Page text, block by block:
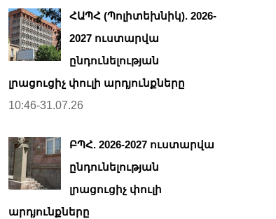
ՀԱՊՀ (Պոլիտեխնիկ). 2026-
2027 ուստարվա
ընդունելության
լրացուցիչ փուլի արդյունքները
10:46-31.07.26
ԲՊՀ. 2026-2027 ուստարվա
ընդունելության
լրացուցիչ փուլի
արդյունքները